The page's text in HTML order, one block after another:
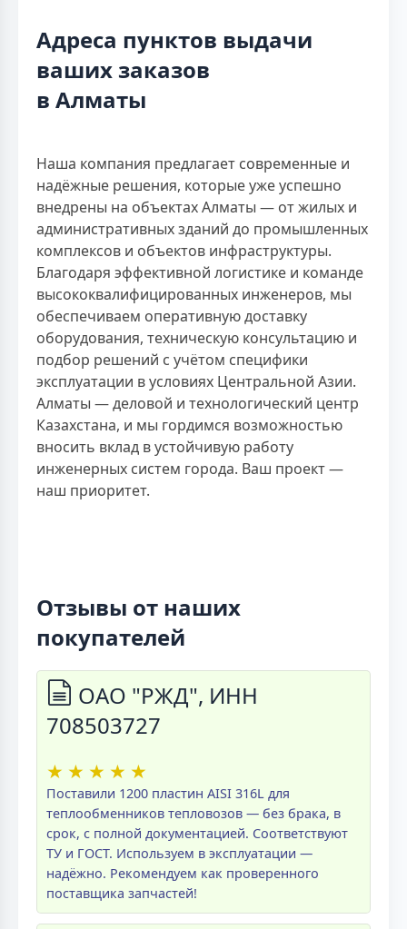
Адреса пунктов выдачи
ваших заказов
в Алматы
Наша компания предлагает современные и
надёжные решения, которые уже успешно
внедрены на объектах Алматы — от жилых и
административных зданий до промышленных
комплексов и объектов инфраструктуры.
Благодаря эффективной логистике и команде
высококвалифицированных инженеров, мы
обеспечиваем оперативную доставку
оборудования, техническую консультацию и
подбор решений с учётом специфики
эксплуатации в условиях Центральной Азии.
Алматы — деловой и технологический центр
Казахстана, и мы гордимся возможностью
вносить вклад в устойчивую работу
инженерных систем города. Ваш проект —
наш приоритет.
Отзывы от наших
покупателей
ОАО "РЖД", ИНН
708503727
★ ★ ★ ★ ★
Поставили 1200 пластин AISI 316L для
теплообменников тепловозов — без брака, в
срок, с полной документацией. Соответствуют
ТУ и ГОСТ. Используем в эксплуатации —
надёжно. Рекомендуем как проверенного
поставщика запчастей!